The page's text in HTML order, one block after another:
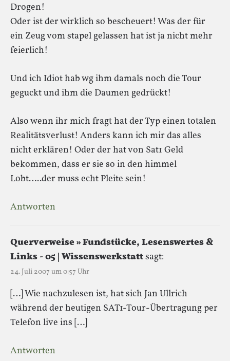
Drogen!
Oder ist der wirklich so bescheuert! Was der für
ein Zeug vom stapel gelassen hat ist ja nicht mehr
feierlich!
Und ich Idiot hab wg ihm damals noch die Tour
geguckt und ihm die Daumen gedrückt!
Also wenn ihr mich fragt hat der Typ einen totalen
Realitätsverlust! Anders kann ich mir das alles
nicht erklären! Oder der hat von Sat1 Geld
bekommen, dass er sie so in den himmel
Lobt…..der muss echt Pleite sein!
Antworten
Querverweise » Fundstücke, Lesenswertes &
Links - 05 | Wissenswerkstattsagt:
24. Juli 2007 um 0:57 Uhr
[…] Wie nachzulesen ist, hat sich Jan Ullrich
während der heutigen SAT1-Tour-Übertragung per
Telefon live ins […]
Antworten